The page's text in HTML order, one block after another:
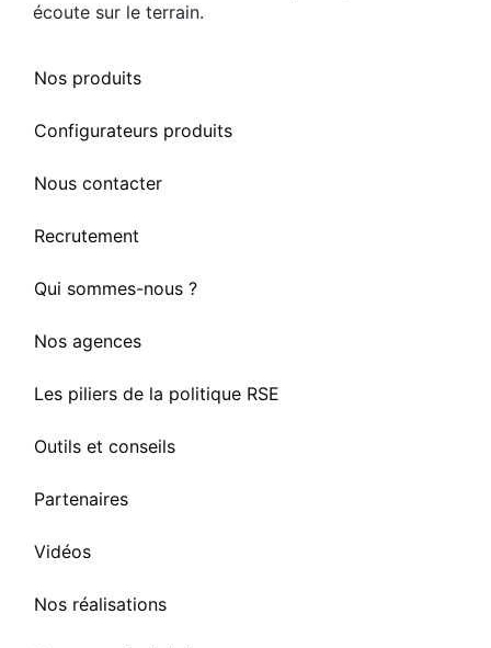
écoute sur le terrain.
Nos produits
Configurateurs produits
Nous contacter
Recrutement
Qui sommes-nous ?
Nos agences
Les piliers de la politique RSE
Outils et conseils
Partenaires
Vidéos
Nos réalisations